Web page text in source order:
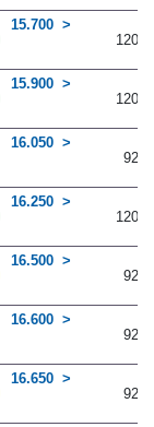
15.700
120
15.900
120
16.050
92
16.250
120
16.500
92
16.600
92
16.650
92